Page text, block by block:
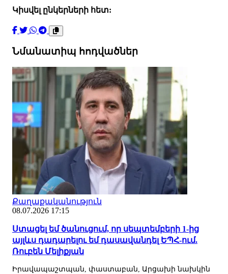
Կիսվել ընկերների հետ:
Նմանատիպ հոդվածներ
Քաղաքականություն
08.07.2026 17:15
Ստացել եմ ծանուցում, որ սեպտեմբերի 1-ից
այլևս դադարելու եմ դասավանդել ԵՊՀ-ում.
Ռուբեն Մելիքյան
Իրավապաշտպան, փաստաբան, Արցախի նախկին